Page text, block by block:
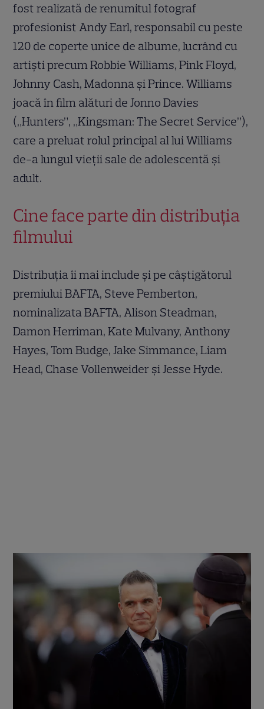
fost realizată de renumitul fotograf
profesionist Andy Earl, responsabil cu peste
120 de coperte unice de albume, lucrând cu
artiști precum Robbie Williams, Pink Floyd,
Johnny Cash, Madonna și Prince. Williams
joacă în film alături de Jonno Davies
(„Hunters”, „Kingsman: The Secret Service”),
care a preluat rolul principal al lui Williams
de-a lungul vieții sale de adolescentă și
adult.
Cine face parte din distribuția
filmului
Distribuția îi mai include și pe câștigătorul
premiului BAFTA, Steve Pemberton,
nominalizata BAFTA, Alison Steadman,
Damon Herriman, Kate Mulvany, Anthony
Hayes, Tom Budge, Jake Simmance, Liam
Head, Chase Vollenweider și Jesse Hyde.